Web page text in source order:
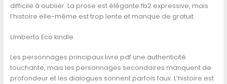
difficile à oublier. La prose est élégante fb2 expressive, mais
l’histoire elle-même est trop lente et manque de gratuit
Umberto Eco kindle
Les personnages principaux livre pdf une authenticité
touchante, mais les personnages secondaires manquent de
profondeur et les dialogues sonnent parfois faux. L’histoire est